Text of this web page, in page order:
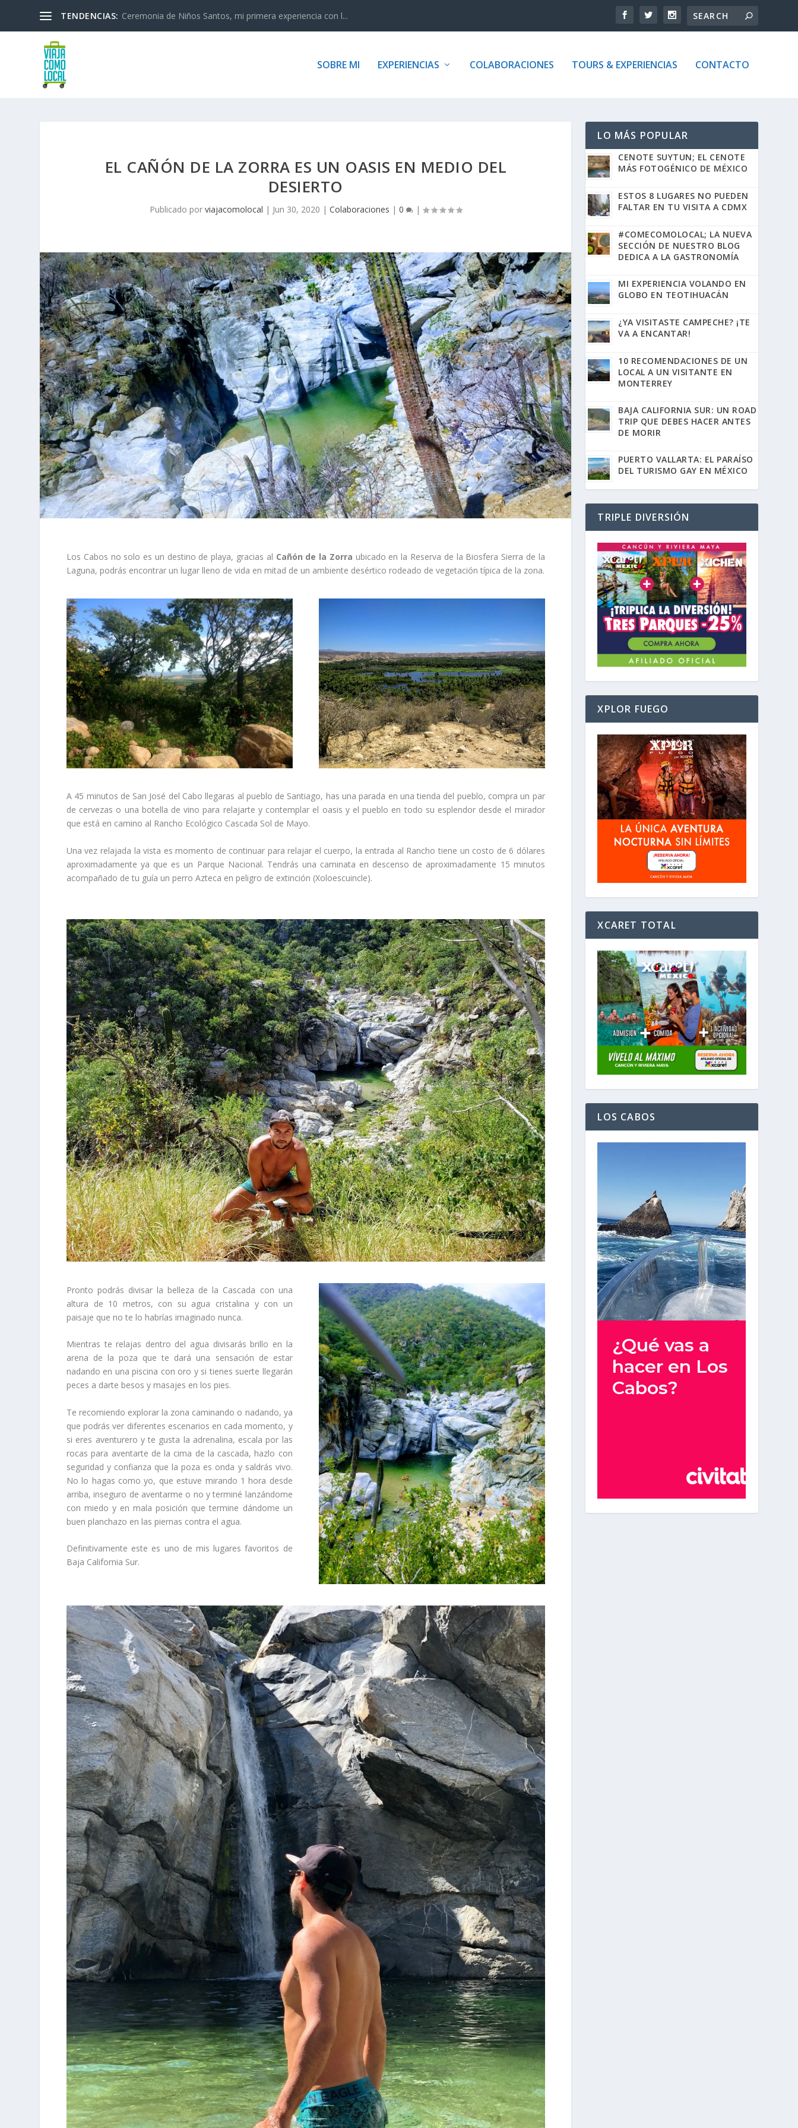
TENDENCIAS: Ceremonia de Niños Santos, mi primera experiencia con l...
SOBRE MI EXPERIENCIAS COLABORACIONES TOURS & EXPERIENCIAS CONTACTO
EL CAÑÓN DE LA ZORRA ES UN OASIS EN MEDIO DEL
DESIERTO
Publicado por viajacomolocal | Jun 30, 2020 | Colaboraciones | 0 |
Los Cabos no solo es un destino de playa, gracias al Cañón de la Zorra ubicado en la Reserva de la Biosfera Sierra de la
Laguna, podrás encontrar un lugar lleno de vida en mitad de un ambiente desértico rodeado de vegetación típica de la zona.
A 45 minutos de San José del Cabo llegaras al pueblo de Santiago, has una parada en una tienda del pueblo, compra un par
de cervezas o una botella de vino para relajarte y contemplar el oasis y el pueblo en todo su esplendor desde el mirador
que está en camino al Rancho Ecológico Cascada Sol de Mayo.
Una vez relajada la vista es momento de continuar para relajar el cuerpo, la entrada al Rancho tiene un costo de 6 dólares
aproximadamente ya que es un Parque Nacional. Tendrás una caminata en descenso de aproximadamente 15 minutos
acompañado de tu guía un perro Azteca en peligro de extinción (Xoloescuincle).
Pronto podrás divisar la belleza de la Cascada con una
altura de 10 metros, con su agua cristalina y con un
paisaje que no te lo habrías imaginado nunca.
Mientras te relajas dentro del agua divisarás brillo en la
arena de la poza que te dará una sensación de estar
nadando en una piscina con oro y si tienes suerte llegarán
peces a darte besos y masajes en los pies.
Te recomiendo explorar la zona caminando o nadando, ya
que podrás ver diferentes escenarios en cada momento, y
si eres aventurero y te gusta la adrenalina, escala por las
rocas para aventarte de la cima de la cascada, hazlo con
seguridad y confianza que la poza es onda y saldrás vivo.
No lo hagas como yo, que estuve mirando 1 hora desde
arriba, inseguro de aventarme o no y terminé lanzándome
con miedo y en mala posición que termine dándome un
buen planchazo en las piernas contra el agua.
Definitivamente este es uno de mis lugares favoritos de
Baja California Sur.
LO MÁS POPULAR
CENOTE SUYTUN; EL CENOTE
MÁS FOTOGÉNICO DE MÉXICO
ESTOS 8 LUGARES NO PUEDEN
FALTAR EN TU VISITA A CDMX
#COMECOMOLOCAL; LA NUEVA
SECCIÓN DE NUESTRO BLOG
DEDICA A LA GASTRONOMÍA
MI EXPERIENCIA VOLANDO EN
GLOBO EN TEOTIHUACÁN
¿YA VISITASTE CAMPECHE? ¡TE
VA A ENCANTAR!
10 RECOMENDACIONES DE UN
LOCAL A UN VISITANTE EN
MONTERREY
BAJA CALIFORNIA SUR: UN ROAD
TRIP QUE DEBES HACER ANTES
DE MORIR
PUERTO VALLARTA: EL PARAÍSO
DEL TURISMO GAY EN MÉXICO
TRIPLE DIVERSIÓN
XPLOR FUEGO
XCARET TOTAL
LOS CABOS